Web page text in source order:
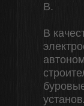
В.
В